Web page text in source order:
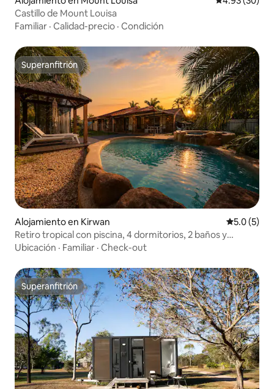
Castillo de Mount Louisa
Familiar · Calidad-precio · Condición
Superanfitrión
Superanfitrión
Alojamiento en Kirwan
5.0 (5)
Retiro tropical con piscina, 4 dormitorios, 2 baños y
estacionamiento
Ubicación · Familiar · Check-out
Superanfitrión
Superanfitrión